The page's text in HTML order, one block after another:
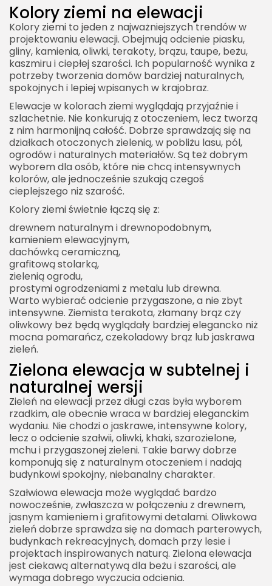
Kolory ziemi na elewacji
Kolory ziemi to jeden z najważniejszych trendów w
projektowaniu elewacji. Obejmują odcienie piasku,
gliny, kamienia, oliwki, terakoty, brązu, taupe, beżu,
kaszmiru i ciepłej szarości. Ich popularność wynika z
potrzeby tworzenia domów bardziej naturalnych,
spokojnych i lepiej wpisanych w krajobraz.
Elewacje w kolorach ziemi wyglądają przyjaźnie i
szlachetnie. Nie konkurują z otoczeniem, lecz tworzą
z nim harmonijną całość. Dobrze sprawdzają się na
działkach otoczonych zielenią, w pobliżu lasu, pól,
ogrodów i naturalnych materiałów. Są też dobrym
wyborem dla osób, które nie chcą intensywnych
kolorów, ale jednocześnie szukają czegoś
cieplejszego niż szarość.
Kolory ziemi świetnie łączą się z:
drewnem naturalnym i drewnopodobnym,
kamieniem elewacyjnym,
dachówką ceramiczną,
grafitową stolarką,
zielenią ogrodu,
prostymi ogrodzeniami z metalu lub drewna.
Warto wybierać odcienie przygaszone, a nie zbyt
intensywne. Ziemista terakota, złamany brąz czy
oliwkowy beż będą wyglądały bardziej elegancko niż
mocna pomarańcz, czekoladowy brąz lub jaskrawa
zieleń.
Zielona elewacja w subtelnej i
naturalnej wersji
Zieleń na elewacji przez długi czas była wyborem
rzadkim, ale obecnie wraca w bardziej eleganckim
wydaniu. Nie chodzi o jaskrawe, intensywne kolory,
lecz o odcienie szałwii, oliwki, khaki, szarozielone,
mchu i przygaszonej zieleni. Takie barwy dobrze
komponują się z naturalnym otoczeniem i nadają
budynkowi spokojny, niebanalny charakter.
Szałwiowa elewacja może wyglądać bardzo
nowocześnie, zwłaszcza w połączeniu z drewnem,
jasnym kamieniem i grafitowymi detalami. Oliwkowa
zieleń dobrze sprawdza się na domach parterowych,
budynkach rekreacyjnych, domach przy lesie i
projektach inspirowanych naturą. Zielona elewacja
jest ciekawą alternatywą dla beżu i szarości, ale
wymaga dobrego wyczucia odcienia.